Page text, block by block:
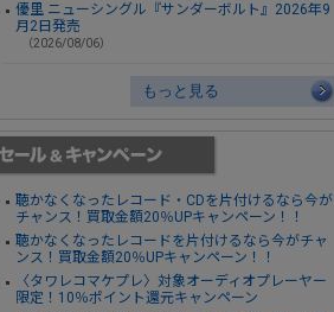
優里 ニューシングル『サンダーボルト』2026年9
月2日発売
（2026/08/06）
もっと見る
聴かなくなったレコード・CDを片付けるなら今が
チャンス！買取金額20％UPキャンペーン！！
聴かなくなったレコードを片付けるなら今がチャ
ンス！買取金額20％UPキャンペーン！！
〈タワレコマケプレ〉対象オーディオプレーヤー
限定！10％ポイント還元キャンペーン